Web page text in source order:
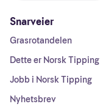
Snarveier
Grasrotandelen
Dette er Norsk Tipping
Jobb i Norsk Tipping
Nyhetsbrev